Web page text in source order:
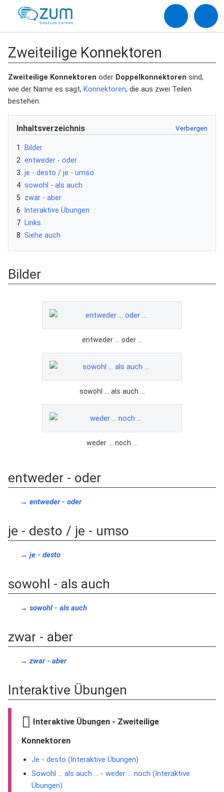
Zweiteilige Konnektoren
Zweiteilige Konnektoren oder Doppelkonnektoren sind,
wie der Name es sagt, Konnektoren, die aus zwei Teilen
bestehen.
Inhaltsverzeichnis
1
Bilder
2 entweder - oder
3 je - desto / je - umso
4 sowohl - als auch
5
zwar - aber
6
Interaktive Übungen
7
Links
8 Siehe auch
Bilder
entweder ... oder ...
sowohl ... als auch ...
weder ... noch ...
entweder - oder
→ entweder - oder
je - desto / je - umso
→ je - desto
sowohl - als auch
→ sowohl - als auch
zwar - aber
→zwar - aber
Interaktive Übungen
Interaktive Übungen - Zweiteilige
Konnektoren
Je - desto (Interaktive Übungen)
Sowohl ... als auch ... - weder ... noch (Interaktive
Übungen)